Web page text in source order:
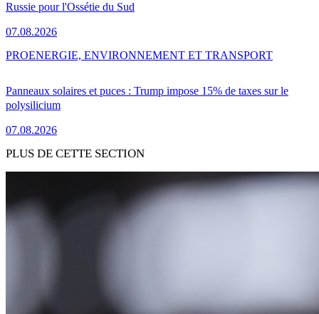
Russie pour l'Ossétie du Sud
07.08.2026
Panneaux solaires et puces : Trump impose 15% de taxes sur le
polysilicium
07.08.2026
PROENERGIE, ENVIRONNEMENT ET TRANSPORT
PLUS DE CETTE SECTION